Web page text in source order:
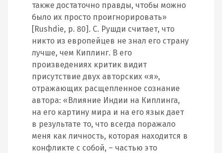
также достаточно правды, чтобы можно
было их просто проигнорировать»
[Rushdie, p. 80]. С. Рушди считает, что
никто из европейцев не знал его страну
лучше, чем Киплинг. В его
произведениях критик видит
присутствие двух авторских «я»,
отражающих расщепленное сознание
автора: «Влияние Индии на Киплинга,
на его картину мира и на его язык дает
в результате то, что всегда поражало
меня как личность, которая находится в
конфликте с собой, – частью это